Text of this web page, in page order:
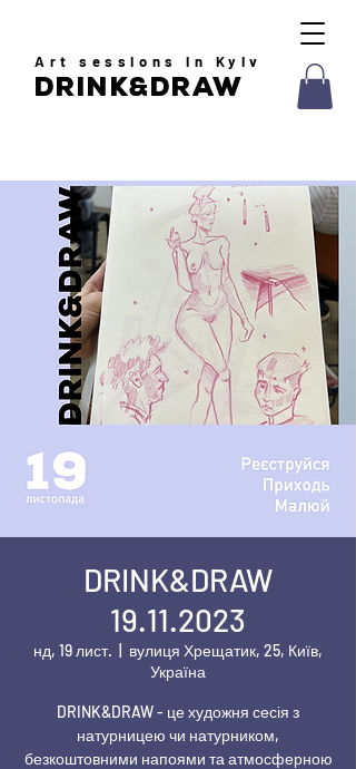
drink&draw
Artsessions in Kyiv
DRINK&DRAW
19.11.2023
нд, 19 лист.
вулиця Хрещатик, 25, Київ,
Україна
DRINK&DRAW - це художня сесія з
натурницею чи натурником,
безкоштовними напоями та атмосферною